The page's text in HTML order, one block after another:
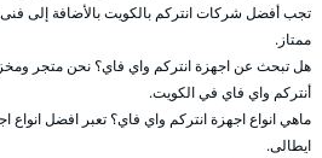
تجب أفضل شركات انتركم بالكويت بالأضافة إلى فنى
ممتاز.
هل تبحث عن اجهزة انتركم واي فاي؟ نحن متجر
أنتركم واي فاي في الكويت.
ماهي انواع اجهزة انتركم واي فاي؟ تعبر افضل انواع
ايطالى.